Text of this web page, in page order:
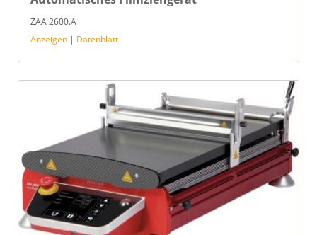
ZAA 2600.A
Anzeigen | Datenblatt